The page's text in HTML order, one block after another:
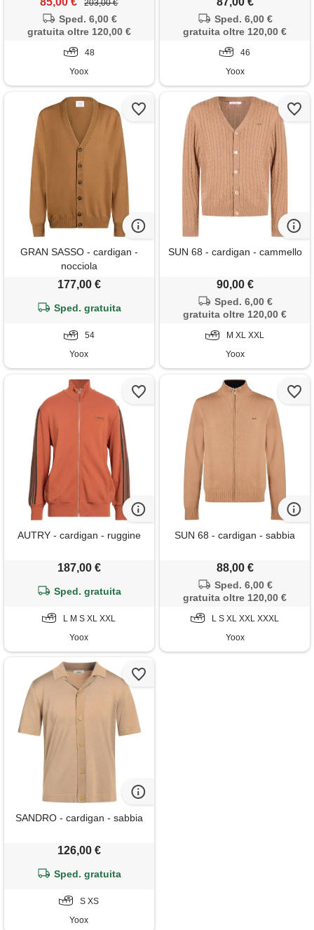
203,00 €
Sped. 6,00 €
gratuita oltre 120,00 €
48
Yoox
Sped. 6,00 €
gratuita oltre 120,00 €
46
Yoox
GRAN SASSO - cardigan -
nocciola
177,00 €
Sped. gratuita
54
Yoox
SUN 68 - cardigan - cammello
90,00 €
Sped. 6,00 €
gratuita oltre 120,00 €
M XL XXL
Yoox
AUTRY - cardigan - ruggine
187,00 €
Sped. gratuita
L M S XL XXL
Yoox
SUN 68 - cardigan - sabbia
88,00 €
Sped. 6,00 €
gratuita oltre 120,00 €
L S XL XXL XXXL
Yoox
SANDRO - cardigan - sabbia
126,00 €
Sped. gratuita
S XS
Yoox